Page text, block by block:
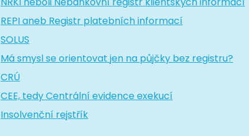
REPI aneb Registr platebních informací
SOLUS
Má smysl se orientovat jen na půjčky bez registru?
CRÚ
CEE, tedy Centrální evidence exekucí
Insolvenční rejstřík